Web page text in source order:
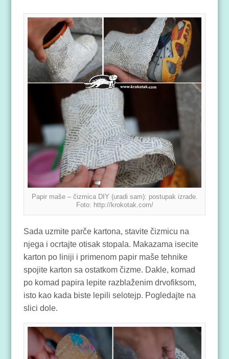
Papir maše – čizmica DIY (uradi sam): postupak izrade.
Foto: http://krokotak.com/
Sada uzmite parče kartona, stavite čizmicu na
njega i ocrtajte otisak stopala. Makazama isecite
karton po liniji i primenom papir maše tehnike
spojite karton sa ostatkom čizme. Dakle, komad
po komad papira lepite razblaženim drvofiksom,
isto kao kada biste lepili selotejp. Pogledajte na
slici dole.